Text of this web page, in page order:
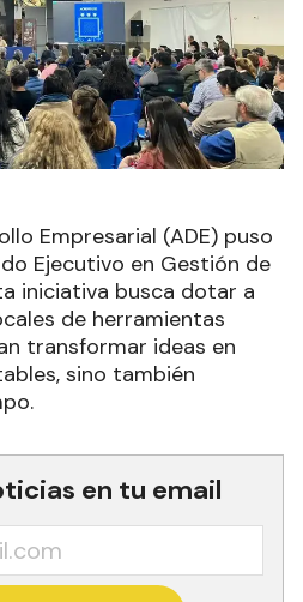
Empresarial (ADE) puso
Ejecutivo en Gestión de
iniciativa busca dotar a
de herramientas
transformar ideas en
sino también
en tu email